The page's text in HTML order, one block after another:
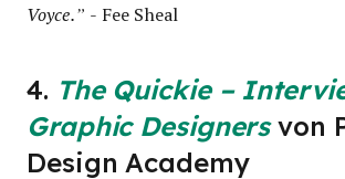
Voyce.” - Fee Sheal
4. The Quickie –
Graphic Designersvon
Design Academy